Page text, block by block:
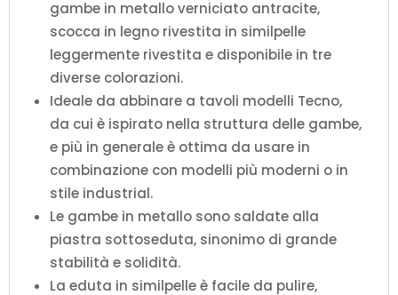
gambe in metallo verniciato antracite,
scocca in legno rivestita in similpelle
leggermente rivestita e disponibile in tre
diverse colorazioni.
Ideale da abbinare a tavoli modelli Tecno,
da cui è ispirato nella struttura delle gambe,
e più in generale è ottima da usare in
combinazione con modelli più moderni o in
stile industrial.
Le gambe in metallo sono saldate alla
piastra sottoseduta, sinonimo di grande
stabilità e solidità.
La eduta in similpelle è facile da pulire,